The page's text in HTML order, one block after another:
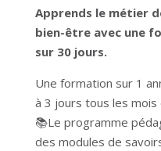
Apprends le métier
bien-être avec une
sur 30 jours.
Une formation sur 1
à 3 jours tous les mois
📚Le programme
des modules de